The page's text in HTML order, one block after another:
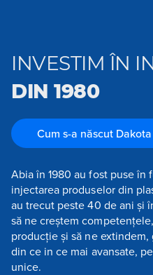
INVESTIM ÎN
DIN 1980
Cum s-a născut Dakota
Abia în 1980 au fost puse
injectarea produselor din
au trecut peste 40 de ani și
să ne creștem
producție și să ne
din ce in ce mai avansate,
unice.